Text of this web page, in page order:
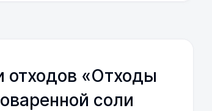
отходов «Отходы
соли